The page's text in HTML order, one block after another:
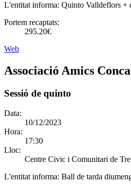
L'entitat informa: Quinto Valldeflors +
Portem recaptats:
295.20€
Web
Associació Amics
Sessió de quinto
Data:
10/12/2023
Hora:
17:30
Lloc:
Centre Civic i Comunitari de
L'entitat informa: Ball de tarda